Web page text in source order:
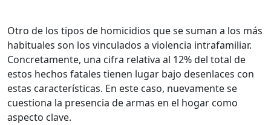
Otro de los tipos de homicidios que se suman a los más
habituales son los vinculados a violencia intrafamiliar.
Concretamente, una cifra relativa al 12% del total de
estos hechos fatales tienen lugar bajo desenlaces con
estas características. En este caso, nuevamente se
cuestiona la presencia de armas en el hogar como
aspecto clave.